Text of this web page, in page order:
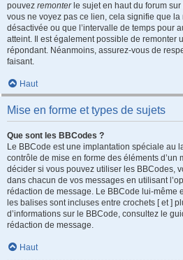
pouvez remonterle sujet en haut du forum
vous ne voyez pas ce lien, cela signifie que la
désactivée ou que l’intervalle de temps pour
atteint. Il est également possible de remonter
répondant. Néanmoins, assurez-vous de
faisant.
Haut
Mise en forme et types de sujets
Que sont les BBCodes ?
Le BBCode est une implantation spéciale au
contrôle de mise en forme des éléments d’un
décider si vous pouvez utiliser les BBCodes,
dans chacun de vos messages en utilisant
rédaction de message. Le BBCode lui-même
les balises sont incluses entre crochets [ et ]
d’informations sur le BBCode, consultez le
rédaction de message.
Haut